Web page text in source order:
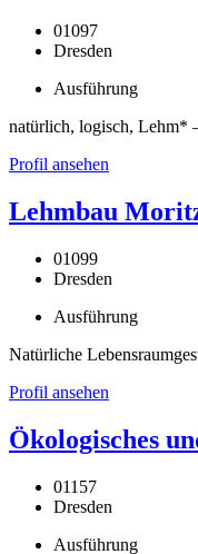
01097
Dresden
Ausführung
natürlich, logisch, Lehm*
Profil ansehen
Lehmbau
01099
Dresden
Ausführung
Natürliche
Profil ansehen
Ökologisches
01157
Dresden
Ausführung